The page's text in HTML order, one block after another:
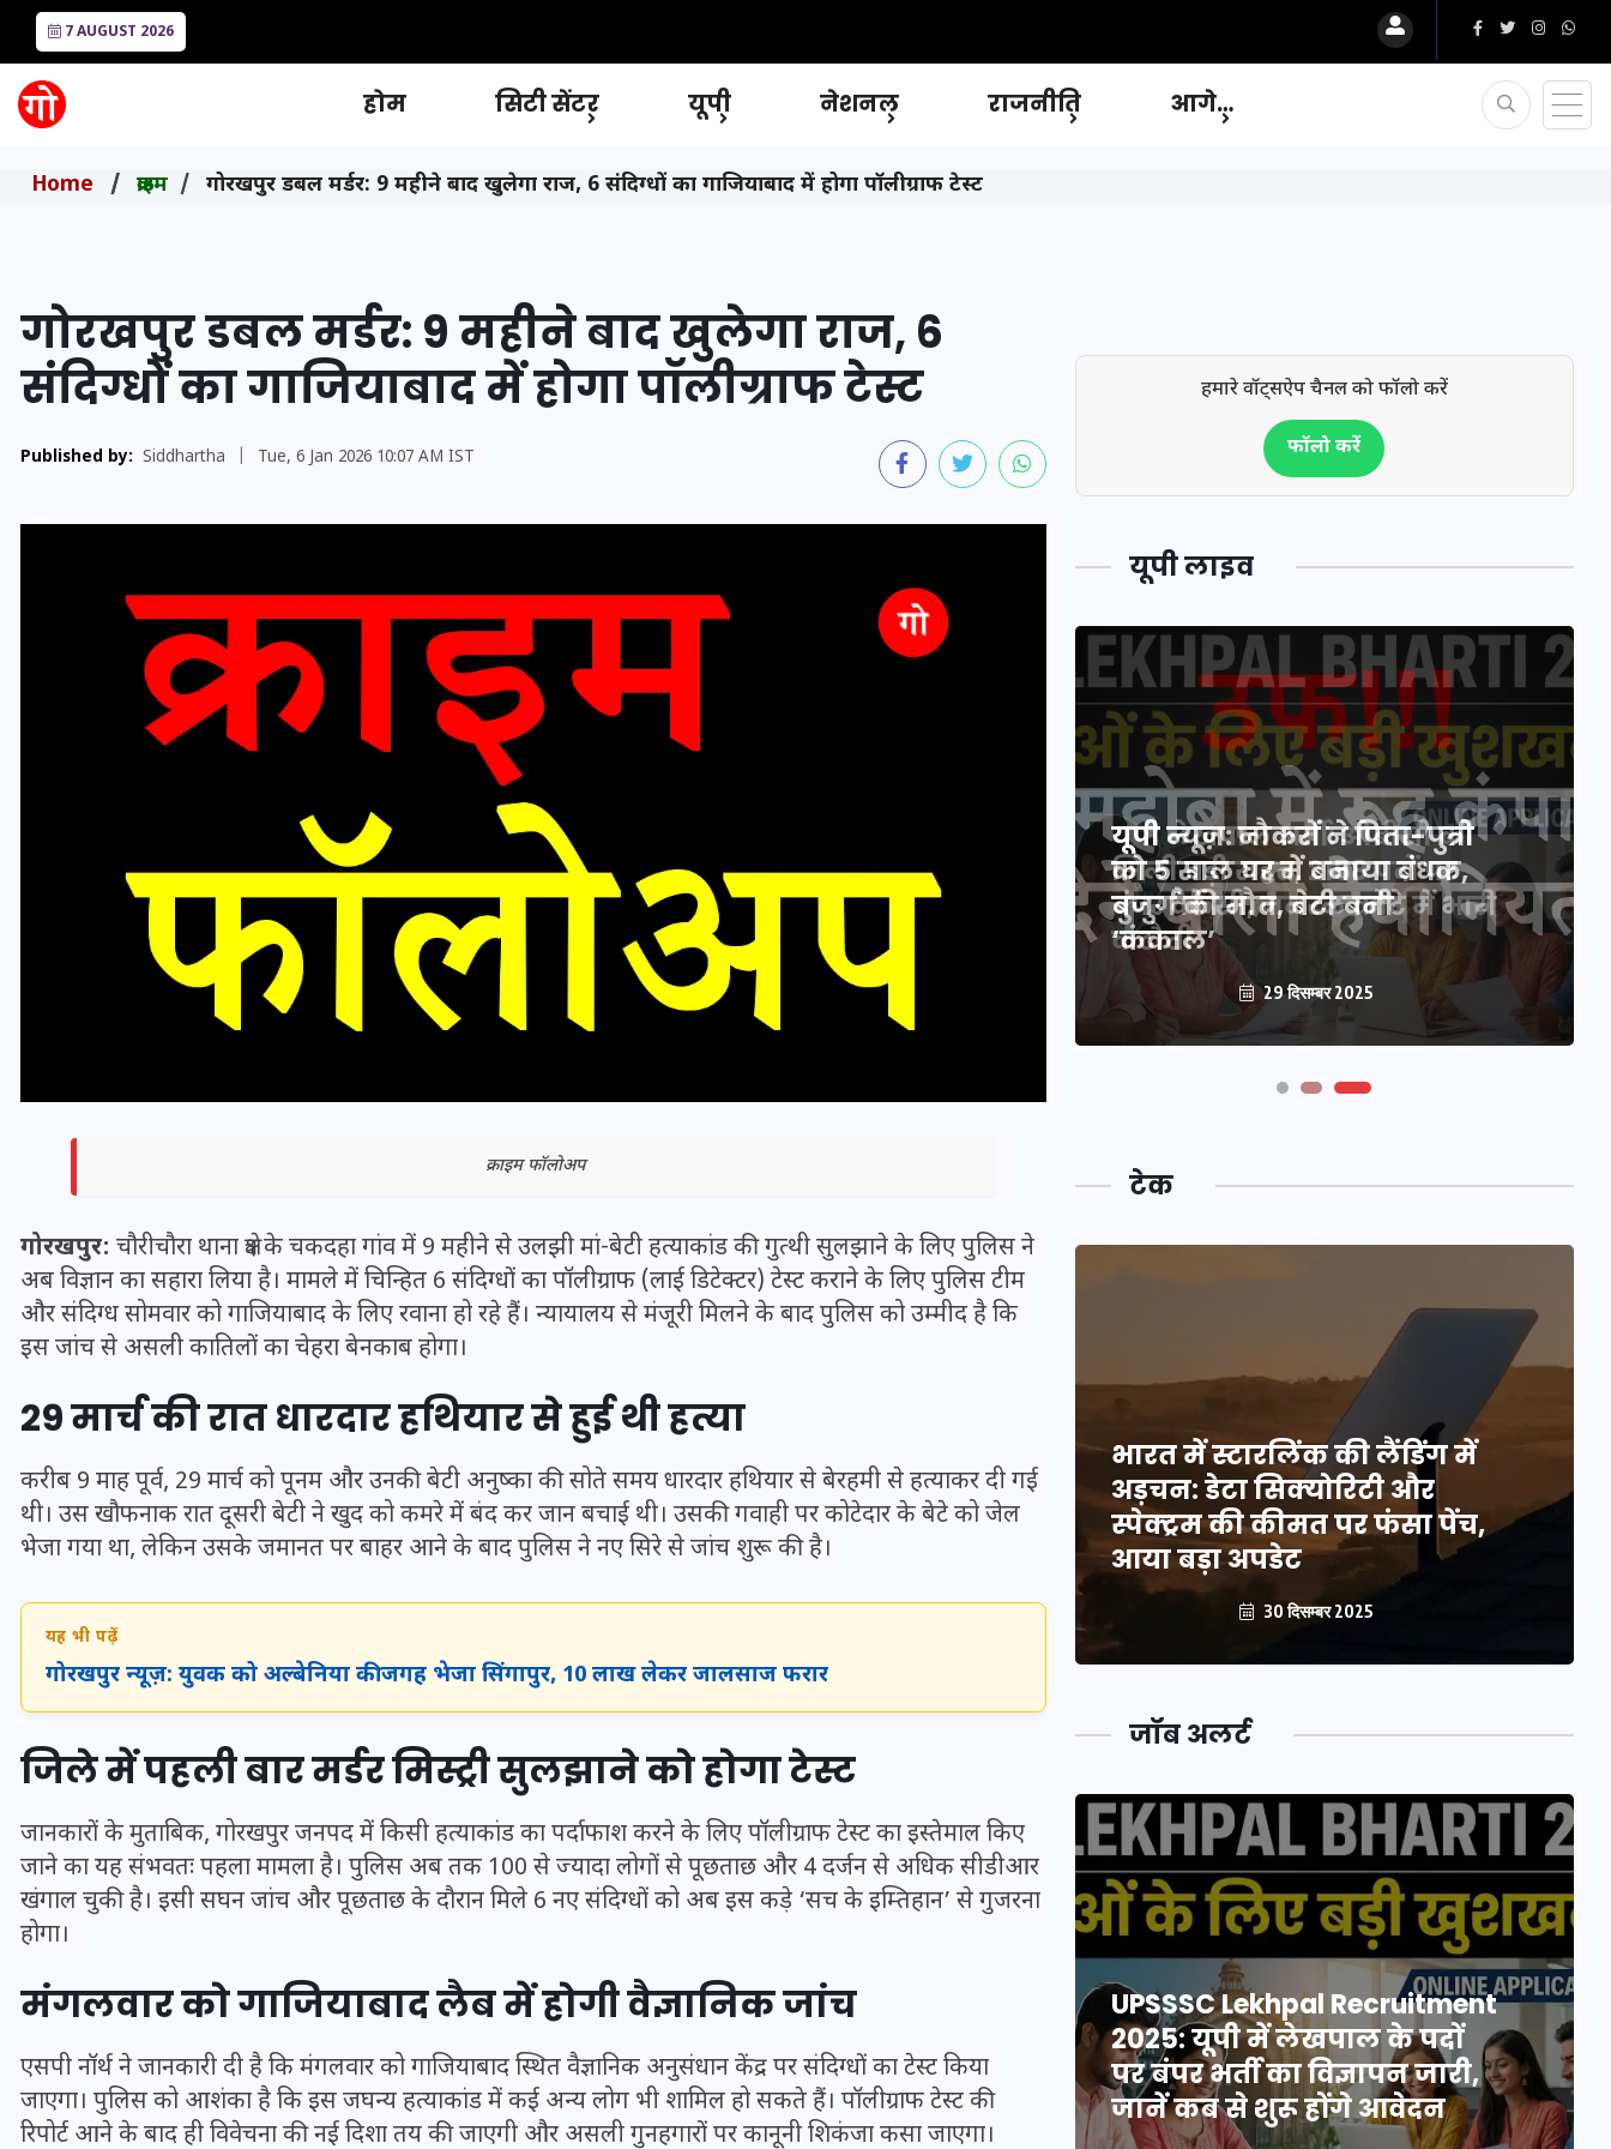
7 AUGUST 2026
होम सिटी सेंटर यूपी नेशनल राजनीति आगे…
Home क्राइम गोरखपुर डबल मर्डर: 9 महीने बाद खुलेगा राज, 6 संदिग्धों का गाजियाबाद में होगा पॉलीग्राफ टेस्ट
गोरखपुर डबल मर्डर: 9 महीने बाद खुलेगा राज, 6
संदिग्धों का गाजियाबाद में होगा पॉलीग्राफ टेस्ट
Published by: Siddhartha Tue, 6 Jan 2026 10:07 AM IST
क्राइम फॉलोअप
गोरखपुर: चौरीचौरा थाना क्षेत्र के चकदहा गांव में 9 महीने से उलझी मां-बेटी हत्याकांड की गुत्थी सुलझाने के लिए पुलिस ने
अब विज्ञान का सहारा लिया है। मामले में चिन्हित 6 संदिग्धों का पॉलीग्राफ (लाई डिटेक्टर) टेस्ट कराने के लिए पुलिस टीम
और संदिग्ध सोमवार को गाजियाबाद के लिए रवाना हो रहे हैं। न्यायालय से मंजूरी मिलने के बाद पुलिस को उम्मीद है कि
इस जांच से असली कातिलों का चेहरा बेनकाब होगा।
29 मार्च की रात धारदार हथियार से हुई थी हत्या
करीब 9 माह पूर्व, 29 मार्च को पूनम और उनकी बेटी अनुष्का की सोते समय धारदार हथियार से बेरहमी सेहत्याकर दी गई
थी। उस खौफनाक रात दूसरी बेटी ने खुद को कमरे में बंद कर जान बचाई थी। उसकी गवाही पर कोटेदार के बेटे को जेल
भेजा गया था, लेकिन उसके जमानत पर बाहर आने के बाद पुलिस ने नए सिरे से जांच शुरू की है।
यह भी पढ़ें
गोरखपुर न्यूज़: युवक को अल्बेनिया की जगह भेजा सिंगापुर, 10 लाख लेकर जालसाज फरार
जिले में पहली बार मर्डर मिस्ट्री सुलझाने को होगा टेस्ट
जानकारों के मुताबिक, गोरखपुर जनपद में किसी हत्याकांड का पर्दाफाश करने के लिए पॉलीग्राफ टेस्ट का इस्तेमाल किए
जाने का यह संभवतः पहला मामला है। पुलिस अब तक 100 से ज्यादा लोगों से पूछताछ और 4 दर्जन से अधिक सीडीआर
खंगाल चुकी है। इसी सघन जांच और पूछताछ के दौरान मिले 6 नए संदिग्धों को अब इस कड़े ‘सच के इम्तिहान’ से गुजरना
होगा।
मंगलवार को गाजियाबाद लैब में होगी वैज्ञानिक जांच
एसपी नॉर्थ ने जानकारी दी है कि मंगलवार को गाजियाबाद स्थित वैज्ञानिक अनुसंधान केंद्र पर संदिग्धों का टेस्ट किया
जाएगा। पुलिस को आशंका है कि इस जघन्य हत्याकांड में कई अन्य लोग भी शामिल हो सकते हैं। पॉलीग्राफ टेस्ट की
रिपोर्ट आने के बाद ही विवेचना की नई दिशा तय की जाएगी और असली गुनहगारों पर कानूनी शिकंजा कसा जाएगा।
हमारे वॉट्सऐप चैनल को फॉलो करें
फॉलो करें
यूपी लाइव
वोटर लिस्ट पुनरीक्षण कार्यक्रम में
हुआ बदलाव, देखें नई तारीखों की
पूरी लिस्ट
30 दिसम्बर 2025
को 5 साल घर में बनाया बंधक,
बुजुर्ग की मौत, बेटी बनी
‘कंकाल’
29 दिसम्बर 2025
यूपी लेखपाल भर्ती: ओबीसी को
मिली बड़ी राहत, 2158 पदों पर
बंपर वैकेंसी, जनरल कोटे में भारी
कटौती
29 दिसम्बर 2025
टेक
अड़चन: डेटा सिक्योरिटी और
स्पेक्ट्रम की कीमत पर फंसा पेंच,
आया बड़ा अपडेट
अड़चन: डेटा सिक्योरिटी और
स्पेक्ट्रम की कीमत पर फंसा पेंच,
आया बड़ा अपडेट
भारत में स्टारलिंक की लैंडिंग में
अड़चन: डेटा सिक्योरिटी और
स्पेक्ट्रम की कीमत पर फंसा पेंच,
आया बड़ा अपडेट
30 दिसम्बर 2025
जॉब अलर्ट
UPSSSC Lekhpal Recruitment
पर बंपर भर्ती का विज्ञापन जारी,
जानें कब से शुरू होंगे आवेदन
UPSSSC Lekhpal Recruitment
पर बंपर भर्ती का विज्ञापन जारी,
जानें कब से शुरू होंगे आवेदन
UPSSSC Lekhpal Recruitment
2025: यूपी में लेखपाल के पदों
पर बंपर भर्ती का विज्ञापन जारी,
जानें कब से शुरू होंगे आवेदन